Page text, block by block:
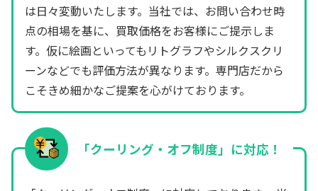
は日々変動いたします。当社では、お問い合わせ時
点の相場を基に、買取価格をお客様にご提示しま
す。仮に絵画といってもリトグラフやシルクスクリ
ーンなどでも評価方法が異なります。専門店だから
こそきめ細かなご提案を心がけております。
「クーリング・オフ制度」に対応！